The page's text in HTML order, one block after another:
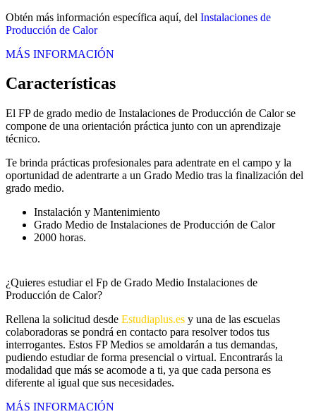
Obtén más información específica aquí, del Instalaciones de
Producción de Calor
MÁS INFORMACIÓN
Características
El FP de grado medio de Instalaciones de Producción de Calor se
compone de una orientación práctica junto con un aprendizaje
técnico.
Te brinda prácticas profesionales para adentrate en el campo y la
oportunidad de adentrarte a un Grado Medio tras la finalización del
grado medio.
Instalación y Mantenimiento
Grado Medio de Instalaciones de Producción de Calor
2000 horas.
¿Quieres estudiar el Fp de Grado Medio Instalaciones de
Producción de Calor?
Rellena la solicitud desde Estudiaplus.es y una de las escuelas
colaboradoras se pondrá en contacto para resolver todos tus
interrogantes. Estos FP Medios se amoldarán a tus demandas,
pudiendo estudiar de forma presencial o virtual. Encontrarás la
modalidad que más se acomode a ti, ya que cada persona es
diferente al igual que sus necesidades.
MÁS INFORMACIÓN